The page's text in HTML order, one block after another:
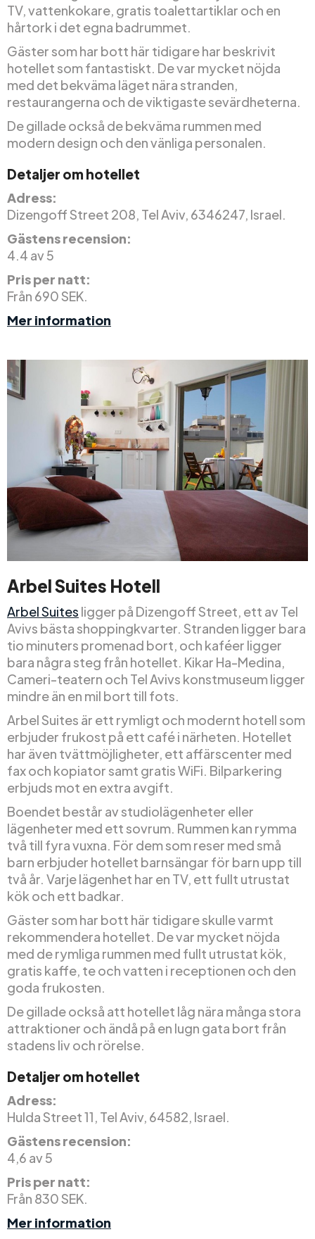
TV, vattenkokare, gratis toalettartiklar och en
hårtork i det egna badrummet.
Gäster som har bott här tidigare har beskrivit
hotellet som fantastiskt. De var mycket nöjda
med det bekväma läget nära stranden,
restaurangerna och de viktigaste sevärdheterna.
De gillade också de bekväma rummen med
modern design och den vänliga personalen.
Detaljer om hotellet
Adress:
Dizengoff Street 208, Tel Aviv, 6346247, Israel.
Gästens recension:
4.4 av 5
Pris per natt:
Från 690 SEK.
Mer information
Arbel Suites Hotell
Arbel Suites ligger på Dizengoff Street, ett av Tel
Avivs bästa shoppingkvarter. Stranden ligger bara
tio minuters promenad bort, och kaféer ligger
bara några steg från hotellet. Kikar Ha-Medina,
Cameri-teatern och Tel Avivs konstmuseum ligger
mindre än en mil bort till fots.
Arbel Suites är ett rymligt och modernt hotell som
erbjuder frukost på ett café i närheten. Hotellet
har även tvättmöjligheter, ett affärscenter med
fax och kopiator samt gratis WiFi. Bilparkering
erbjuds mot en extra avgift.
Boendet består av studiolägenheter eller
lägenheter med ett sovrum. Rummen kan rymma
två till fyra vuxna. För dem som reser med små
barn erbjuder hotellet barnsängar för barn upp till
två år. Varje lägenhet har en TV, ett fullt utrustat
kök och ett badkar.
Gäster som har bott här tidigare skulle varmt
rekommendera hotellet. De var mycket nöjda
med de rymliga rummen med fullt utrustat kök,
gratis kaffe, te och vatten i receptionen och den
goda frukosten.
De gillade också att hotellet låg nära många stora
attraktioner och ändå på en lugn gata bort från
stadens liv och rörelse.
Detaljer om hotellet
Adress:
Hulda Street 11, Tel Aviv, 64582, Israel.
Gästens recension:
4,6 av 5
Pris per natt:
Från 830 SEK.
Mer information